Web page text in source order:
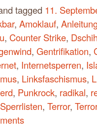
tagged 11.
, Amoklauf,
, Counter Strike,
, Gentrifikation,
, Internetsperren,
, Linksfaschismus,
, Punkrock, radikal,
Sperrlisten, Terror,